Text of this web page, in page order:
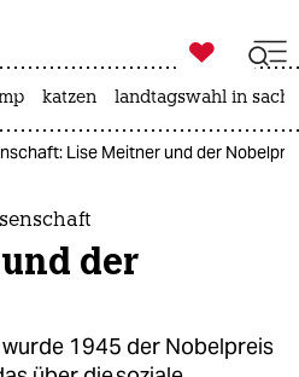
ich
ich

taz zahl ich
katzen landtagswahl in
Lise Meitner und der
der
1945 der Nobelpreis